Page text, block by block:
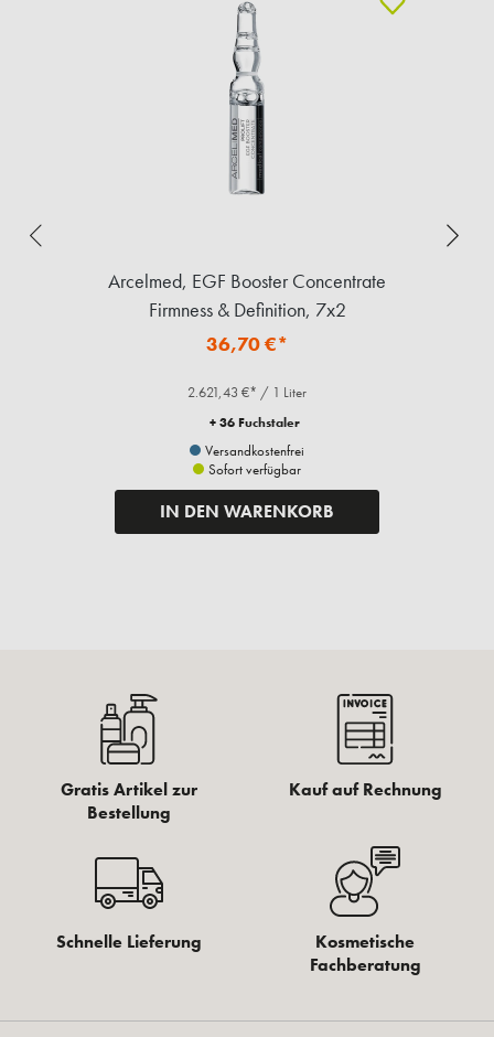
Arcelmed, EGF Booster Concentrate
Firmness & Definition, 7x2
36,70 €*
2.621,43 €* / 1 Liter
+ 36 Fuchstaler
Versandkostenfrei
Sofort verfügbar
IN DEN WARENKORB
Gratis Artikel zur
Bestellung
Kauf auf Rechnung
Schnelle Lieferung
Kosmetische
Fachberatung